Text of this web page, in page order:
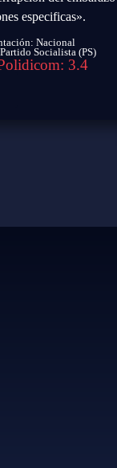
especificas».
Nacional
Partido Socialista (PS)
3.4